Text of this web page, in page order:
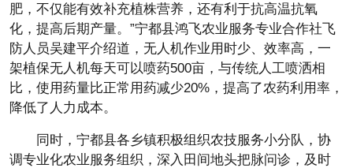
肥，不仅能有效补充植株营养，还有利于抗高温抗氧
化，提高后期产量。”宁都县鸿飞农业服务专业合作社飞
防人员吴建平介绍道，无人机作业用时少、效率高，一
架植保无人机每天可以喷药500亩，与传统人工喷洒相
比，使用药量比正常用药减少20%，提高了农药利用率，
降低了人力成本。
同时，宁都县各乡镇积极组织农技服务小分队，协
调专业化农业服务组织，深入田间地头把脉问诊，及时